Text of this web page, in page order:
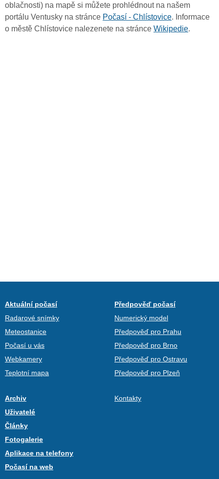
oblačnosti) na mapě si můžete prohlédnout na našem
portálu Ventusky na stránce Počasí - Chlístovice. Informace
o městě Chlístovice nalezenete na stránce Wikipedie.
Aktuální počasí
Radarové snímky
Meteostanice
Počasí u vás
Webkamery
Teplotní mapa
Předpověď počasí
Numerický model
Předpověď pro Prahu
Předpověď pro Brno
Předpověď pro Ostravu
Předpověď pro Plzeň
Archiv
Uživatelé
Články
Fotogalerie
Aplikace na telefony
Počasí na web
Kontakty